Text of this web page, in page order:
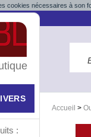
cookies nécessaires à son
Accueil >
: